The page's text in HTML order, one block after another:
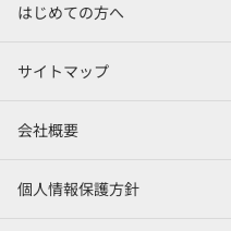
はじめての方へ
サイトマップ
会社概要
個人情報保護方針